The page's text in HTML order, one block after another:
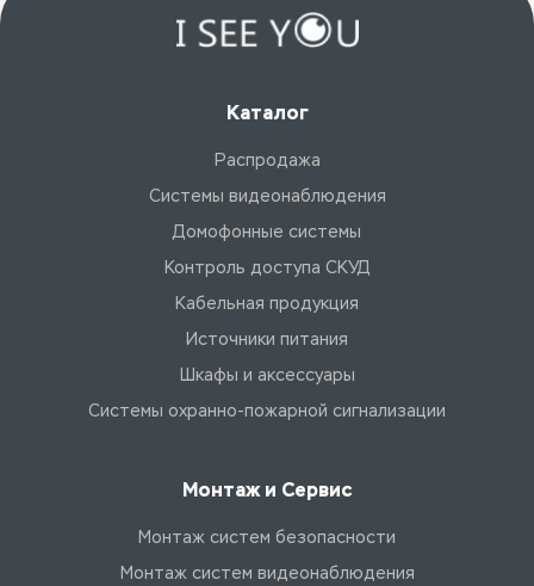
Каталог
Распродажа
Системы видеонаблюдения
Домофонные системы
Контроль доступа СКУД
Кабельная продукция
Источники питания
Шкафы и аксессуары
Системы охранно-пожарной сигнализации
Монтаж и Сервис
Монтаж систем безопасности
Монтаж систем видеонаблюдения